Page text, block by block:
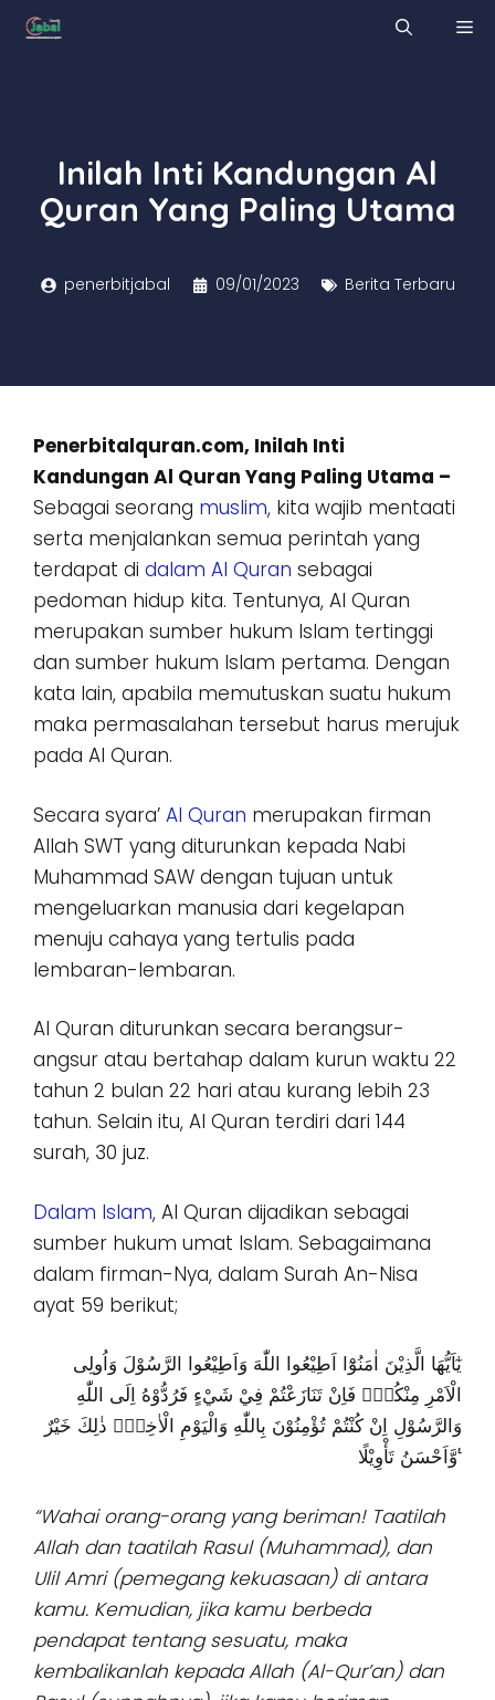
Skip
Inilah Inti Kandungan Al
Quran Yang Paling Utama
penerbitjabal 09/01/2023 Berita Terbaru
Penerbitalquran.com, Inilah Inti
Kandungan Al Quran Yang Paling Utama –
Sebagai seorang muslim, kita wajib mentaati
serta menjalankan semua perintah yang
terdapat di dalam Al Quran sebagai
pedoman hidup kita. Tentunya, Al Quran
merupakan sumber hukum Islam tertinggi
dan sumber hukum Islam pertama. Dengan
kata lain, apabila memutuskan suatu hukum
maka permasalahan tersebut harus merujuk
pada Al Quran.
Secara syara’ Al Quran merupakan firman
Allah SWT yang diturunkan kepada Nabi
Muhammad SAW dengan tujuan untuk
mengeluarkan manusia dari kegelapan
menuju cahaya yang tertulis pada
lembaran-lembaran.
Al Quran diturunkan secara berangsur-
angsur atau bertahap dalam kurun waktu 22
tahun 2 bulan 22 hari atau kurang lebih 23
tahun. Selain itu, Al Quran terdiri dari 144
surah, 30 juz.
Dalam Islam, Al Quran dijadikan sebagai
sumber hukum umat Islam. Sebagaimana
dalam firman-Nya, dalam Surah An-Nisa
ayat 59 berikut;
يٰٓاَيُّهَا الَّذِيْنَ اٰمَنُوْٓا اَطِيْعُوا اللّٰهَ وَاَطِيْعُوا الرَّسُوْلَ وَاُولِى
الْاَمْرِ مِنْكُمْۚ فَاِنْ تَنَازَعْتُمْ فِيْ شَيْءٍ فَرُدُّوْهُ اِلَى اللّٰهِ
وَالرَّسُوْلِ اِنْ كُنْتُمْ تُؤْمِنُوْنَ بِاللّٰهِ وَالْيَوْمِ الْاٰخِرِۗ ذٰلِكَ خَيْرٌ
وَّاَحْسَنُ تَأْوِيْلًا ࣖ
“Wahai orang-orang yang beriman! Taatilah
Allah dan taatilah Rasul (Muhammad), dan
Ulil Amri (pemegang kekuasaan) di antara
kamu. Kemudian, jika kamu berbeda
pendapat tentang sesuatu, maka
kembalikanlah kepada Allah (Al-Qur’an) dan